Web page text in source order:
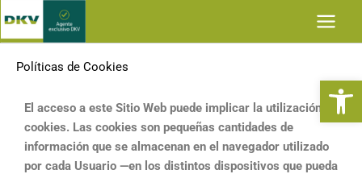
al
contenido
Políticas de Cookies
El acceso a este Sitio Web puede implicar la utilización de
cookies. Las cookies son pequeñas cantidades de
información que se almacenan en el navegador utilizado
por cada Usuario —en los distintos dispositivos que pueda
Abrir